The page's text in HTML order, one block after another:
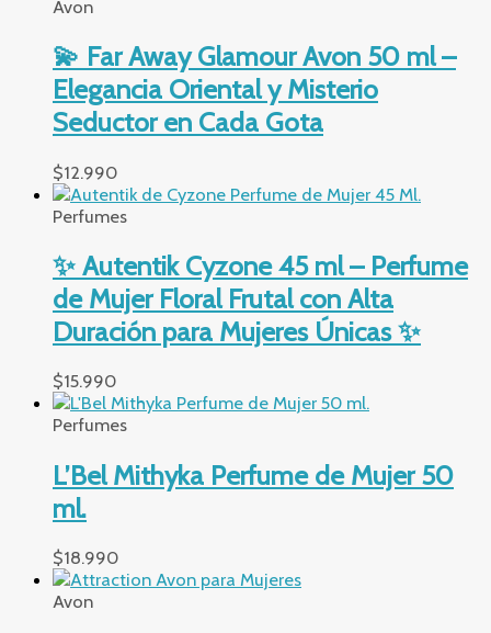
Avon
💫 Far Away Glamour Avon 50 ml –
Elegancia Oriental y Misterio
Seductor en Cada Gota
$12.990
Perfumes
✨ Autentik Cyzone 45 ml – Perfume
de Mujer Floral Frutal con Alta
Duración para Mujeres Únicas ✨
$15.990
Perfumes
L’Bel Mithyka Perfume de Mujer 50
ml.
$18.990
Avon